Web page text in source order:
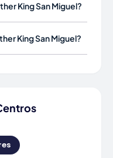
King San Miguel?
King San Miguel?